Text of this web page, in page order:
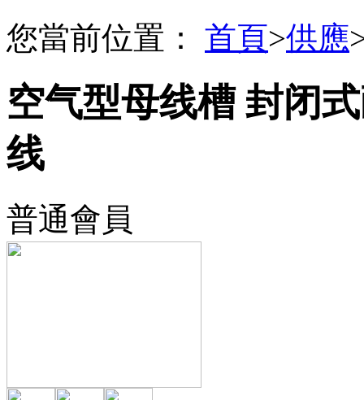
您當前位置： 首頁>供應
空气型母线槽 封闭
线
普通會員